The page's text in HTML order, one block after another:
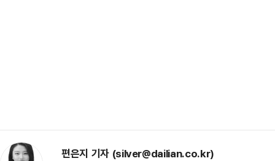
편은지 기자 (silver@dailian.co.kr)